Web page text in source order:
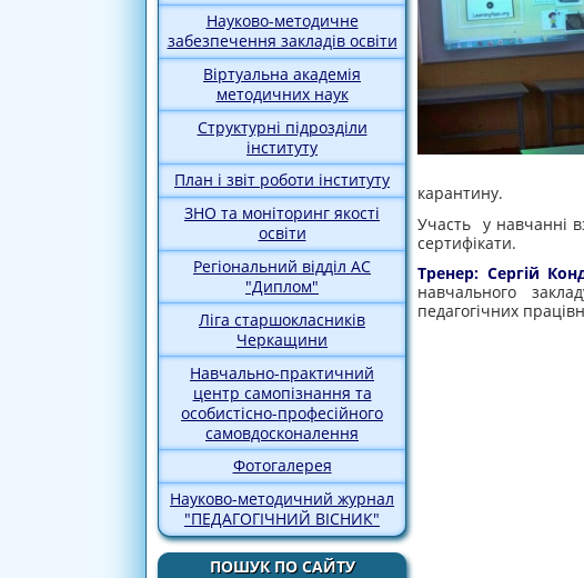
Науково-методичне
забезпечення закладів освіти
Віртуальна академія
методичних наук
Структурні підрозділи
інституту
План і звіт роботи інституту
ЗНО та моніторинг якості
освіти
Регіональний відділ АС
"Диплом"
Ліга старшокласників
Черкащини
Навчально-практичний
центр самопізнання та
особистісно-професійного
самовдосконалення
Фотогалерея
Науково-методичний журнал
"ПЕДАГОГІЧНИЙ ВІСНИК"
ПОШУК ПО САЙТУ
карантину.
Участь у навчанні
сертифікати.
Тренер: Сергій
навчального
педагогічних